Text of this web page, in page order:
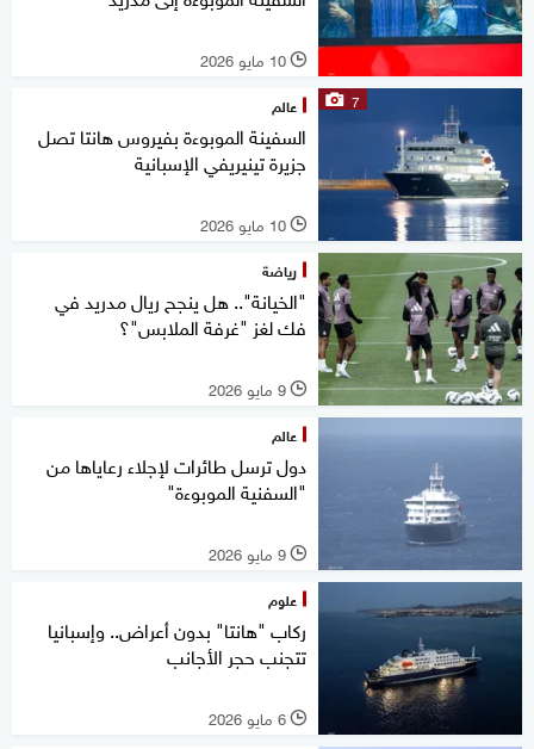
l 10 مايو 2026
7 عالم
السفينة الموبوءة بفيروس هانتا تصل
جزيرة تينيريفي الإسبانية
l 10 مايو 2026
رياضة
"الخيانة".. هل ينجح ريال مدريد في
فك لغز "غرفة الملابس"؟
l 9 مايو 2026
عالم
دول ترسل طائرات لإجلاء رعاياها من
"السفنية الموبوءة"
l 9 مايو 2026
علوم
ركاب "هانتا" بدون أعراض.. وإسبانيا
تتجنب حجر الأجانب
l 6 مايو 2026